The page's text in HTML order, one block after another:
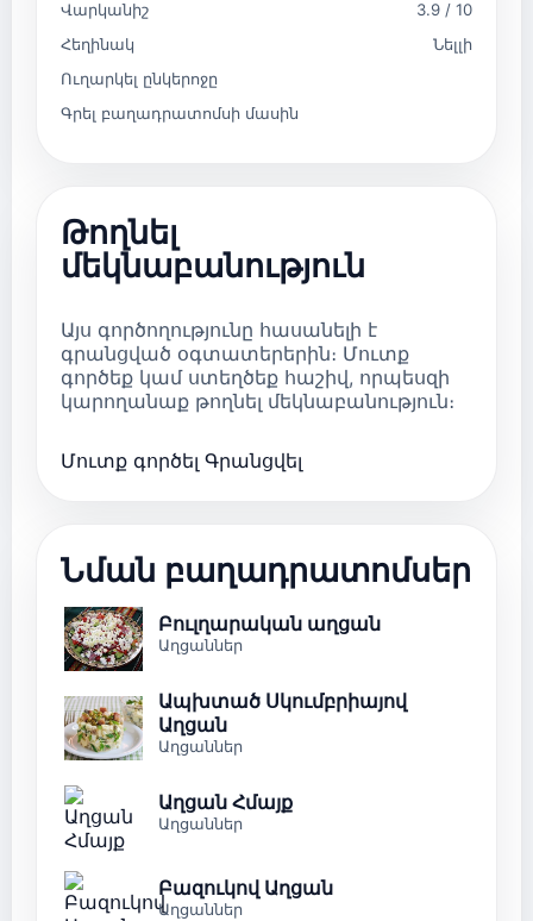
Վարկանիշ
3.9 / 10
Հեղինակ
Նելլի
Ուղարկել ընկերոջը
Գրել բաղադրատոմսի մասին
Թողնել
մեկնաբանություն
Այս գործողությունը հասանելի է
գրանցված օգտատերերին։ Մուտք
գործեք կամ ստեղծեք հաշիվ, որպեսզի
կարողանաք թողնել մեկնաբանություն։
Մուտք գործել Գրանցվել
Նման բաղադրատոմսեր
Բուլղարական աղցան
Աղցաններ
Ապխտած Սկումբրիայով
Աղցան
Աղցաններ
Աղցան Հմայք
Աղցաններ
Բազուկով Աղցան
Աղցաններ